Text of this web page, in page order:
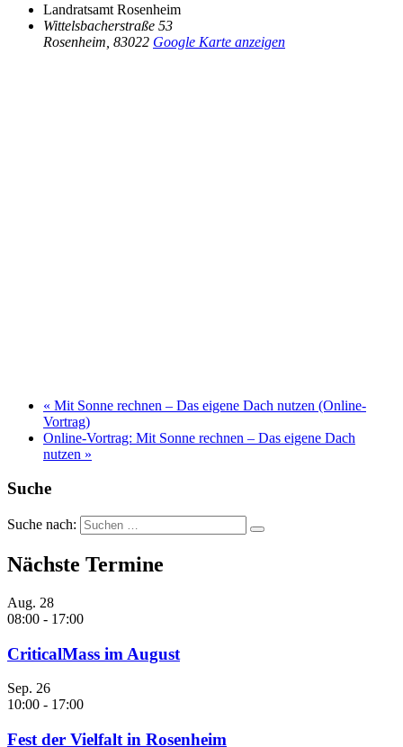
Landratsamt Rosenheim
Wittelsbacherstraße 53
Rosenheim 83022 Google Karte anzeigen
« Mit Sonne rechnen – Das eigene Dach nutzen (Online-
Vortrag)
Online-Vortrag: Mit Sonne rechnen – Das eigene Dach
nutzen »
Suche
Suche nach:
Nächste Termine
Aug. 28
08:00 - 17:00
CriticalMass im August
Sep. 26
10:00 - 17:00
Fest der Vielfalt in Rosenheim